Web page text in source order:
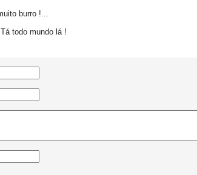
burro !...
todo mundo lá !